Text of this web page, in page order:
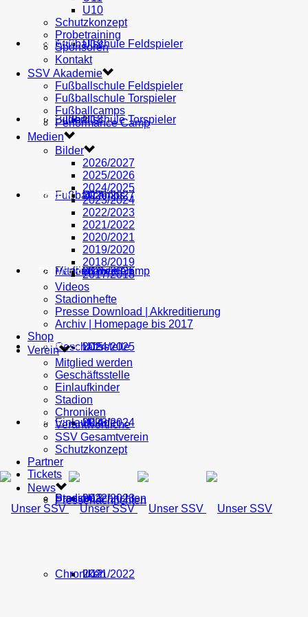
AH U19
U18
U17
U16
U15
U14
U13
U12
Fußballschule Feldspieler
Fußballschule Torspieler
Fußballcamps
Performance Camp
MEDIEN
Bilder
2026/2027
2025/2026
2024/2025
2023/2024
2022/2023
2021/2022
SHOP
VEREIN
Mitglied werden
Geschäftsstelle
Einlaufkinder
Stadion
Chroniken
PARTNER
TICKETS
NEWS
Pressenachrichten
U10
Schutzkonzept
Probetraining
Sponsoren
Kontakt
SSV Akademie
Fußballschule Feldspieler
Fußballschule Torspieler
Fußballcamps
Performance Camp
Medien
Bilder
2026/2027
2025/2026
2024/2025
2023/2024
2022/2023
2021/2022
2020/2021
2019/2020
2018/2019
2017/2018
Videos
Stadionhefte
Presse Download | Akkreditierung
Archiv | Homepage bis 2017
Shop
Verein
Mitglied werden
Geschäftsstelle
Einlaufkinder
Stadion
Chroniken
Verantwortliche
SSV Gesamtverein
Schutzkonzept
Partner
Tickets
News
Pressenachrichten